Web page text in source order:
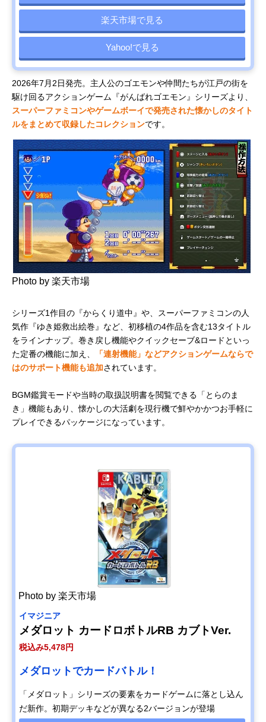
スティング
ドカポン3・
2・1 スーパ
「友情破
壊」ゲーム
の元祖が復
刻！
すごろく
RPG
税込み3,960
見る
スクウェ
ア・エニッ
クス
ENIX) オク
トパストラ
オルステラ
大陸で描か
れる新たな
RPG
税込み7,678
円
Amazonで
見る
コナミデジ
ト(Konami
Digital
Entertainme
nt) 桃太郎電
鉄2 ～あなた
の町も きっ
とある～ 東
日本編+西日
過去最大級
の「桃鉄」
が登場！
ボードゲー
ム
税込み7,980
円
バンダイナ
ーテインメ
ナイトメア3
丈夫
ャー
楽天市場で見る
Yahoo!で見る
2026年7月2日発売。主人公のゴエモンや仲間たちが江戸の街を
駆け回るアクションゲーム『がんばれゴエモン』シリーズより、
スーパーファミコンやゲームボーイで発売された懐かしのタイト
ルをまとめて収録したコレクションです。
Photo by 楽天市場
シリーズ1作目の『からくり道中』や、スーパーファミコンの人
気作『ゆき姫救出絵巻』など、初移植の4作品を含む13タイトル
をラインナップ。巻き戻し機能やクイックセーブ&ロードといっ
た定番の機能に加え、
「連射機能」などアクションゲームならで
はのサポート機能も追加されています。
BGM鑑賞モードや当時の取扱説明書を閲覧できる「とらのま
き」機能もあり、懐かしの大活劇を現行機で鮮やかかつお手軽に
プレイできるパッケージになっています。
Photo by 楽天市場
イマジニア
メダロット カードロボトルRB カブトVer.
税込み5,478円
メダロットでカードバトル！
「メダロット」シリーズの要素をカードゲームに落とし込ん
だ新作。初期デッキなどが異なる2バージョンが登場